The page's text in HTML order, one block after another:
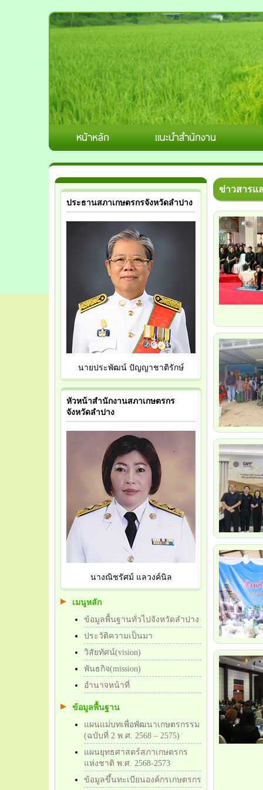
ประธานสภาเกษตรกรจังหวัดลำปาง
นายประพัฒน์ ปัญญาชาติรักษ์
หัวหน้าสำนักงานสภาเกษตรกร
จังหวัดลำปาง
นางณิชรัศม์ แลวงค์นิล
เมนูหลัก
ข้อมูลพื้นฐานทั่วไปจังหวัดลำปาง
ประวัติความเป็นมา
วิสัยทัศน์(vision)
พันธกิจ(mission)
อำนาจหน้าที่
ข้อมูลพื้นฐาน
แผนแม่บทเพื่อพัฒนาเกษตรกรรม
(ฉบับที่ 2 พ.ศ. 2568 – 2575)
แผนยุทธศาสตร์สภาเกษตรกร
แห่งชาติ พ.ศ. 2568-2573
ข้อมูลขึ้นทะเบียนองค์กรเกษตรกร
ข่าวสารแ